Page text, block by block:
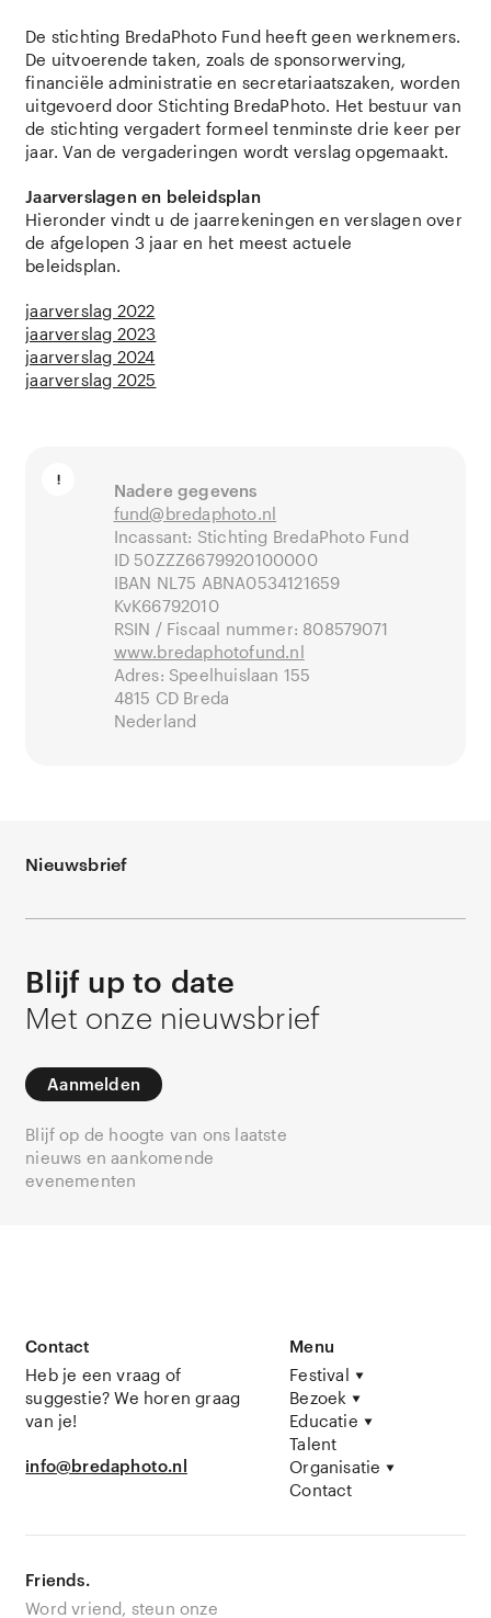
De stichting BredaPhoto Fund heeft geen werknemers.
De uitvoerende taken, zoals de sponsorwerving,
financiële administratie en secretariaatszaken, worden
uitgevoerd door Stichting BredaPhoto. Het bestuur van
de stichting vergadert formeel tenminste drie keer per
jaar. Van de vergaderingen wordt verslag opgemaakt.
Jaarverslagen en beleidsplan
Hieronder vindt u de jaarrekeningen en verslagen over
de afgelopen 3 jaar en het meest actuele
beleidsplan.
jaarverslag 2022
jaarverslag 2023
jaarverslag 2024
jaarverslag 2025
Nadere gegevens
fund@bredaphoto.nl
Incassant: Stichting BredaPhoto Fund
ID 50ZZZ6679920100000
IBAN NL75 ABNA0534121659
KvK66792010
RSIN / Fiscaal nummer: 808579071
www.bredaphotofund.nl
Adres: Speelhuislaan 155
4815 CD Breda
Nederland
Nieuwsbrief
Blijf up to date
Met onze nieuwsbrief
Aanmelden
Blijf op de hoogte van ons laatste
nieuws en aankomende
evenementen
Contact
Heb je een vraag of
suggestie? We horen graag
van je!
info@bredaphoto.nl
Menu
Festival
Bezoek
Educatie
Talent
Organisatie
Contact
Friends.
Word vriend, steun onze